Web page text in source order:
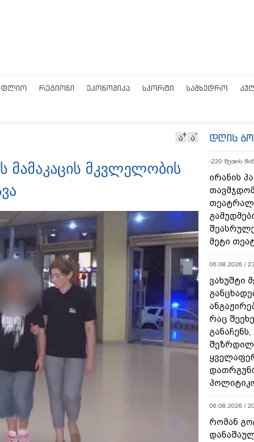
ᲠᲔᲒᲘᲝᲜᲘ ᲔᲙᲝᲜᲝᲛᲘᲙᲐ ᲡᲞᲝᲠᲢᲘ ᲡᲐᲛᲮᲔᲓᲠᲝ
ა ა
მკვლელობის
დღის
-220 წუთის წინ
ირანის
მეტი
06.08.2026 /
ვახუშტი
რაც
განაჩენს,
06.08.2026 /
რომან